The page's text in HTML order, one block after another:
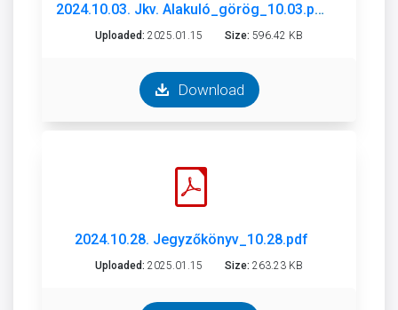
2024.10.03. Jkv. Alakuló_görög_10.03.pdf
Uploaded: 2025.01.15 Size: 596.42 KB
Download
2024.10.28. Jegyzőkönyv_10.28.pdf
Uploaded: 2025.01.15 Size: 263.23 KB